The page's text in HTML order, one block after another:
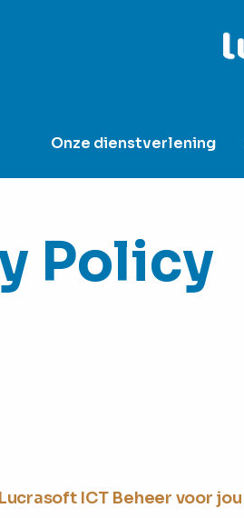
Onze dienstverlening
Policy
ICT Beheer voor